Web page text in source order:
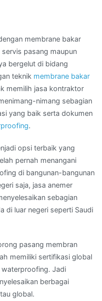
membrane bakar
pasang maupun
bergelut di bidang
teknik membrane bakar
memilih jasa kontraktor
nimang sebagian
yang baik serta dokumen
.
opsi terbaik yang
pernah menangani
di bangunan-bangunan
saja, jasa anemer
sebagian
di luar negeri seperti Saudi
pasang membran
memiliki sertifikasi global
waterproofing. Jadi
berbagai
global.